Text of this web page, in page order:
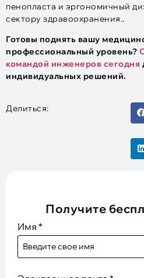
пенопласта и эргономичный
сектору здравоохранения..
Готовы поднять вашу
профессиональный уровень?
командой инженеров сегодня
индивидуальных решений.
Делиться:
Получите
Имя *